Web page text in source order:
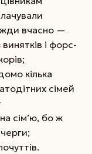
вчасно —
винятків і форс-
кілька
сімей
сім’ю, бо ж